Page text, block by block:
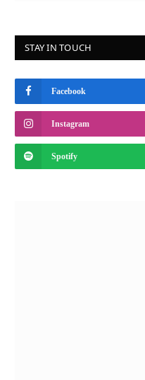
STAY IN TOUCH
Facebook
Instagram
Spotify